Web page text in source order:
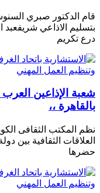
قام الدكتور صبري
بتسليم الاذاعي شريفعبد
درع تكريم
شعبة الإذاعين العرب
بالقاهرة ،،
نظم المكتب الثقافى
العلاقات الثقافية بين
حضرها